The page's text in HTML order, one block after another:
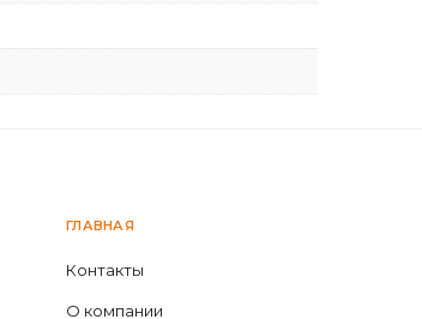
ГЛАВНАЯ
Контакты
О компании